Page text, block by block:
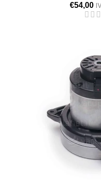
€54,00